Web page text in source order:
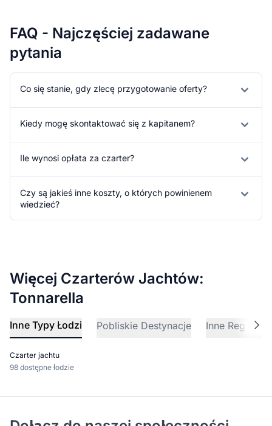
FAQ - Najczęściej zadawane
pytania
Co się stanie, gdy zlecę przygotowanie oferty?
Kiedy mogę skontaktować się z kapitanem?
Ile wynosi opłata za czarter?
Czy są jakieś inne koszty, o których powinienem
wiedzieć?
Więcej Czarterów Jachtów:
Tonnarella
Inne Typy Łodzi Pobliskie Destynacje Inne Regiony
Czarter jachtu
98 dostępne łodzie